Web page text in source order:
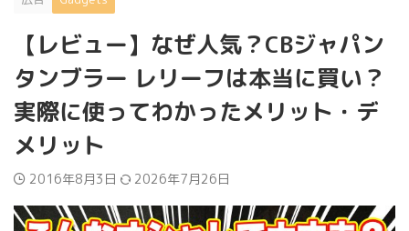
【レビュー】なぜ人気？CBジャパン
タンブラー レリーフは本当に買い？
実際に使ってわかったメリット・デ
メリット
2016年8月3日 2026年7月26日